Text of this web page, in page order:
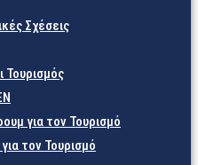
Σχέσεις
για τον Τουρισμό
τον Τουρισμό